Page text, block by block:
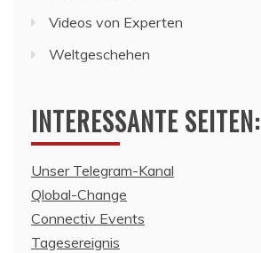
Videos von Experten
Weltgeschehen
INTERESSANTE SEITEN:
Unser Telegram-Kanal
Qlobal-Change
Connectiv Events
Tagesereignis